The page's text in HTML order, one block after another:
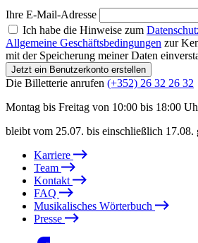
Ihre E-Mail-Adresse
Ich habe die Hinweise zum
Allgemeine Geschäftsbedingungen zur
mit der Speicherung meiner Daten
Jetzt ein Benutzerkonto erstellen
Die Billetterie anrufen (+352) 26 32 26 32
Montag bis Freitag von 10:00 bis 18:00
bleibt vom 25.07. bis einschließlich 17.08.
Karriere
Team
Kontakt
FAQ
Musikalisches Wörterbuch
Presse